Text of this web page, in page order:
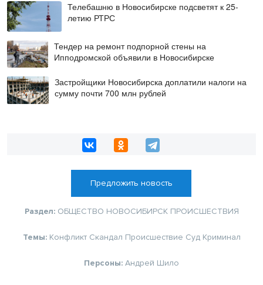
Телебашню в Новосибирске подсветят к 25-
летию РТРС
Тендер на ремонт подпорной стены на
Ипподромской объявили в Новосибирске
Застройщики Новосибирска доплатили налоги на
сумму почти 700 млн рублей
Предложить новость
Раздел: ОБЩЕСТВО НОВОСИБИРСК ПРОИСШЕСТВИЯ
Темы: Конфликт Скандал Происшествие Суд Криминал
Персоны: Андрей Шило